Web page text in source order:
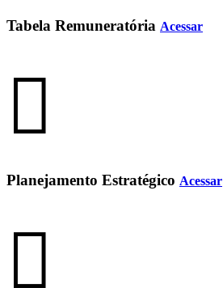
Tabela Remuneratória Acessar
Planejamento Estratégico Acessar